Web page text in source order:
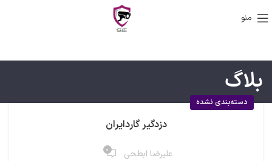
منو
بلاگ
دسته‌بندی نشده
دزدگیر گاردایران
علیرضا ابطحی 0